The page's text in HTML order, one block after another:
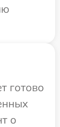
готово
о